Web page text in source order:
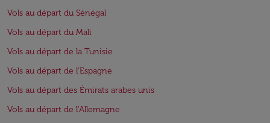
Vols au départ du Sénégal
Vols au départ du Mali
Vols au départ de la Tunisie
Vols au départ de l'Espagne
Vols au départ des Émirats arabes unis
Vols au départ de l'Allemagne